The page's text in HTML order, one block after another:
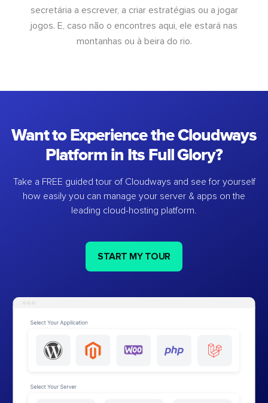
secretária a escrever, a criar estratégias ou a jogar
jogos. E, caso não o encontres aqui, ele estará nas
montanhas ou à beira do rio.
Want to Experience the Cloudways
Platform in Its Full Glory?
Take a FREE guided tour of Cloudways and see for yourself
how easily you can manage your server & apps on the
leading cloud-hosting platform.
START MY TOUR